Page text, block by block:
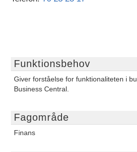
Funktionsbehov
Giver forståelse for funktionaliteten i
Business Central.
Fagområde
Finans